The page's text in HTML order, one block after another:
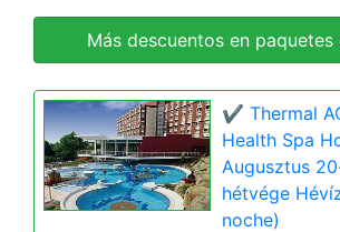
Más descuentos en paquetes
✔️ Thermal
Health Spa
Augusztus
hétvége
noche)